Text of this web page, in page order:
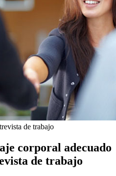
de trabajo
corporal adecuado
de trabajo